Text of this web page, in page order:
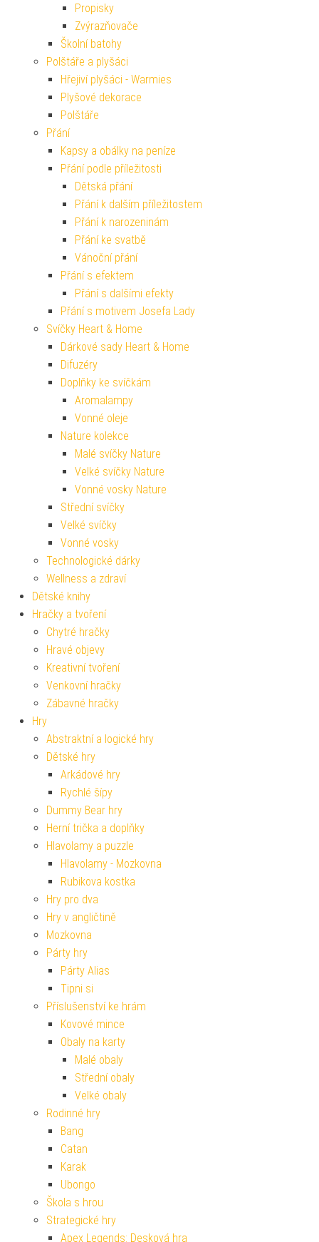
Propisky
Zvýrazňovače
Školní batohy
Polštáře a plyšáci
Hřejiví plyšáci - Warmies
Plyšové dekorace
Polštáře
Přání
Kapsy a obálky na peníze
Přání podle příležitosti
Dětská přání
Přání k dalším příležitostem
Přání k narozeninám
Přání ke svatbě
Vánoční přání
Přání s efektem
Přání s dalšími efekty
Přání s motivem Josefa Lady
Svíčky Heart & Home
Dárkové sady Heart & Home
Difuzéry
Doplňky ke svíčkám
Aromalampy
Vonné oleje
Nature kolekce
Malé svíčky Nature
Velké svíčky Nature
Vonné vosky Nature
Střední svíčky
Velké svíčky
Vonné vosky
Technologické dárky
Wellness a zdraví
Dětské knihy
Hračky a tvoření
Chytré hračky
Hravé objevy
Kreativní tvoření
Venkovní hračky
Zábavné hračky
Hry
Abstraktní a logické hry
Dětské hry
Arkádové hry
Rychlé šípy
Dummy Bear hry
Herní trička a doplňky
Hlavolamy a puzzle
Hlavolamy - Mozkovna
Rubikova kostka
Hry pro dva
Hry v angličtině
Mozkovna
Párty hry
Párty Alias
Tipni si
Příslušenství ke hrám
Kovové mince
Obaly na karty
Malé obaly
Střední obaly
Velké obaly
Rodinné hry
Bang
Catan
Karak
Ubongo
Škola s hrou
Strategické hry
Apex Legends: Desková hra